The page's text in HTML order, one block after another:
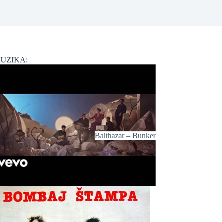
Balthazar – Bunker